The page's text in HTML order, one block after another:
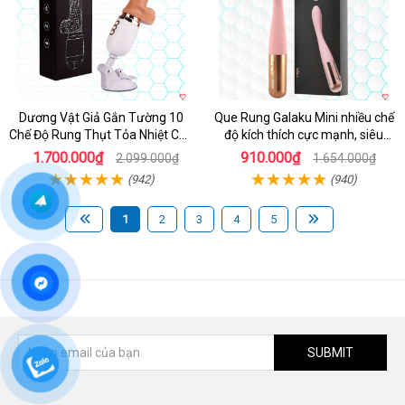
Dương Vật Giả Gắn Tường 10
Chế Độ Rung Thụt Tỏa Nhiệt Cao
Cấp
1.700.000₫ 2.099.000₫
(942)
Que Rung Galaku Mini nhiều chế
độ kích thích cực mạnh, siêu
sướng
910.000₫ 1.654.000₫
(940)
1 2 3 4 5
SUBMIT